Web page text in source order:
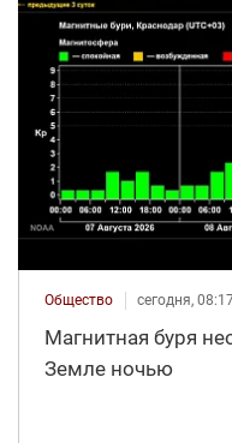
Общество сегодня,
Магнитная буря
Земле ночью